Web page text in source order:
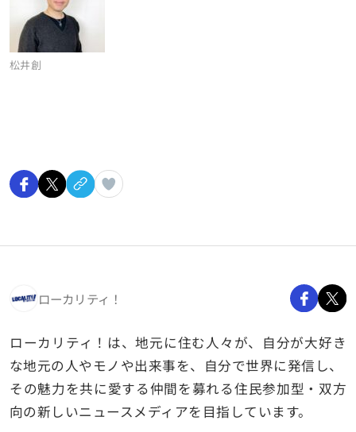
松井創
ローカリティ！
ローカリティ！は、地元に住む人々が、自分が大好き
な地元の人やモノや出来事を、自分で世界に発信し、
その魅力を共に愛する仲間を募れる住民参加型・双方
向の新しいニュースメディアを目指しています。